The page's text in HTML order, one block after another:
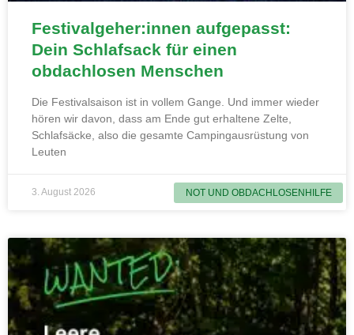
NOT UND OBDACHLOSENHILFE
Festivalgeher:innen aufgepasst:
Dein Schlafsack für einen
obdachlosen Menschen
Die Festivalsaison ist in vollem Gange. Und immer wieder
hören wir davon, dass am Ende gut erhaltene Zelte,
Schlafsäcke, also die gesamte Campingausrüstung von
Leuten
3. August 2026